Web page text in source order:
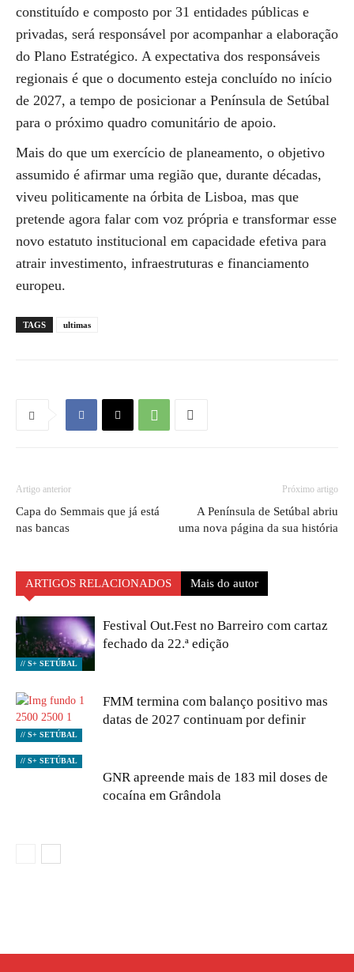
constituído e composto por 31 entidades públicas e
privadas, será responsável por acompanhar a elaboração
do Plano Estratégico. A expectativa dos responsáveis
regionais é que o documento esteja concluído no início
de 2027, a tempo de posicionar a Península de Setúbal
para o próximo quadro comunitário de apoio.
Mais do que um exercício de planeamento, o objetivo
assumido é afirmar uma região que, durante décadas,
viveu politicamente na órbita de Lisboa, mas que
pretende agora falar com voz própria e transformar esse
novo estatuto institucional em capacidade efetiva para
atrair investimento, infraestruturas e financiamento
europeu.
TAGS ultimas
Artigo anterior
Capa do Semmais que já está
nas bancas
Próximo artigo
A Península de Setúbal abriu
uma nova página da sua história
ARTIGOS RELACIONADOS Mais do autor
// S+ SETÚBAL
Festival Out.Fest no Barreiro com cartaz
fechado da 22.ª edição
// S+ SETÚBAL
FMM termina com balanço positivo mas
datas de 2027 continuam por definir
// S+ SETÚBAL
GNR apreende mais de 183 mil doses de
cocaína em Grândola